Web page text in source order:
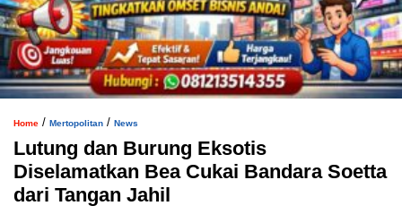
Home / Mertopolitan / News
Lutung dan Burung Eksotis
Diselamatkan Bea Cukai Bandara Soetta
dari Tangan Jahil